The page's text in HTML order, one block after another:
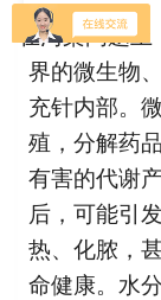
在污染问题上
界的微生物
充针内部。
殖，分解药
有害的代谢
后，可能引
热、化脓，
命健康。水